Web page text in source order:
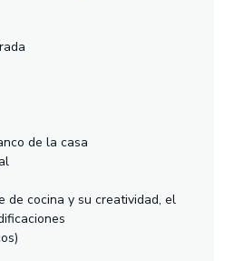
de la casa
de cocina y su creatividad, el